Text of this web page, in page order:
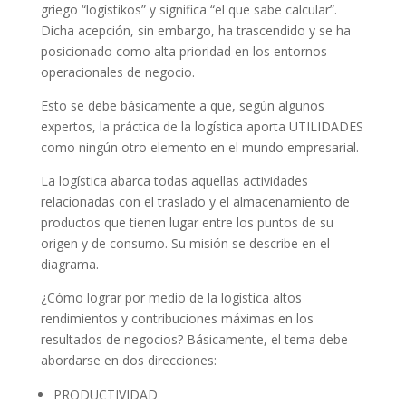
griego “logístikos” y significa “el que sabe calcular”.
Dicha acepción, sin embargo, ha trascendido y se ha
posicionado como alta prioridad en los entornos
operacionales de negocio.
Esto se debe básicamente a que, según algunos
expertos, la práctica de la logística aporta UTILIDADES
como ningún otro elemento en el mundo empresarial.
La logística abarca todas aquellas actividades
relacionadas con el traslado y el almacenamiento de
productos que tienen lugar entre los puntos de su
origen y de consumo. Su misión se describe en el
diagrama.
¿Cómo lograr por medio de la logística altos
rendimientos y contribuciones máximas en los
resultados de negocios? Básicamente, el tema debe
abordarse en dos direcciones:
PRODUCTIVIDAD